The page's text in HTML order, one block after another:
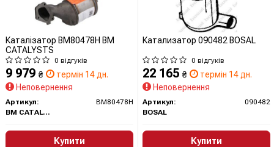
Каталізатор BM80478H BM
CATALYSTS
0 відгуків
9 979 ₴
термін 14 дн.
Неповернення
Артикул:
BM80478H
BM CATALYSTS
Купити
Катализатор 090482 BOSAL
0 відгуків
22 165 ₴
термін 14 дн.
Неповернення
Артикул:
090482
BOSAL
Купити